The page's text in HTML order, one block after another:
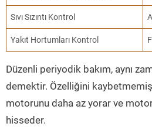
Sıvı Sızıntı Kontrol
Yakıt Hortumları Kontrol
Düzenli periyodik bakım, aynı
demektir. Özelliğini
motorunu daha az yorar ve
hisseder.